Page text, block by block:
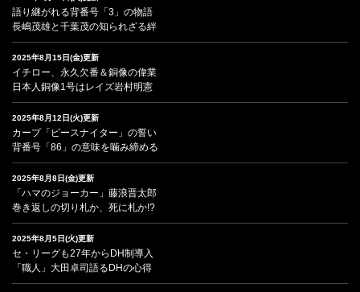
語り継がれる背番号「3」の物語
長嶋茂雄と千葉茂の知られざる絆
2025年8月15日(金)更新
イチロー、永久欠番＆銅像の偉業
日本人銅像1号はレイズ岩村明憲
2025年8月12日(火)更新
カープ「ピースナイター」の誓い
背番号「86」の意味を噛み締める
2025年8月8日(金)更新
「ハマのジョーカー」藤浪晋太郎
巻き返しの切り札か、死に札か!?
2025年8月5日(火)更新
セ・リーグも27年からDH制導入
「職人」大田卓司語るDHの心得